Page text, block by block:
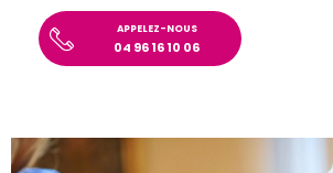
APPELEZ-NOUS
04 96 16 10 06